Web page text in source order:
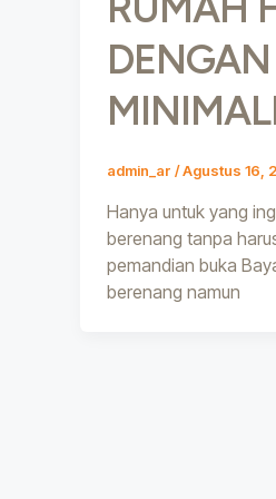
admin_ar /Agustus 16,
Hanya untuk yang
berenang tanpa
pemandian buka
berenang namun